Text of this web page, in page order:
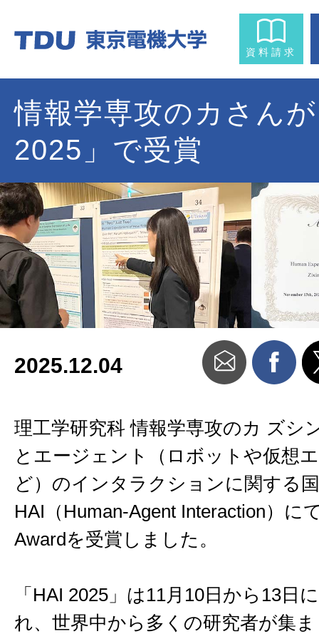
資料請求
情報学専攻のカさん
2025」で受賞
2025.12.04
理工学研究科 情報学専攻のカ ズシ
とエージェント（ロボットや仮想
ど）のインタラクションに関する
HAI（Human-Agent Interaction）に
Awardを受賞しました。
「HAI 2025」は11月10日から13日
れ、世界中から多くの研究者が集